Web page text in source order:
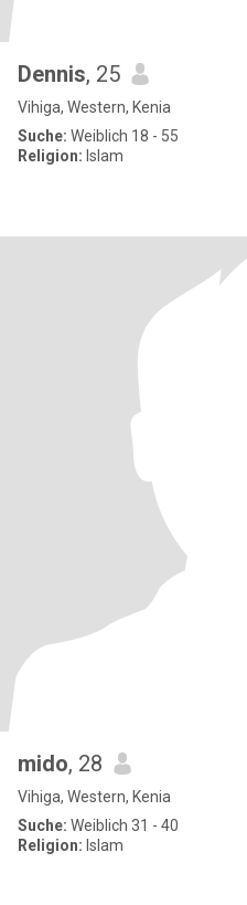
Dennis, 25
Vihiga, Western, Kenia
Suche: Weiblich 18 - 55
Religion: Islam
mido, 28
Vihiga, Western, Kenia
Suche: Weiblich 31 - 40
Religion: Islam